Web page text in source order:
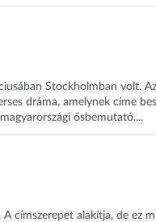
Stockholmban volt. Az
dráma, amelynek címe
ősbemutató....
címszerepet alakítja, de ez